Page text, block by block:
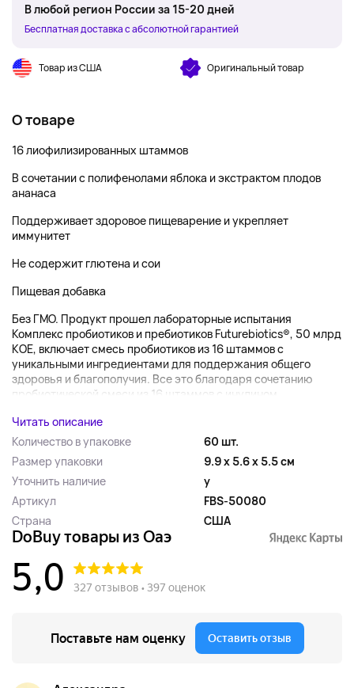
В любой регион России за 15-20 дней
Бесплатная доставка с абсолютной гарантией
Товар из США Оригинальный товар
О товаре
16 лиофилизированных штаммов
В сочетании с полифенолами яблока и экстрактом плодов
ананаса
Поддерживает здоровое пищеварение и укрепляет
иммунитет
Не содержит глютена и сои
Пищевая добавка
Без ГМО. Продукт прошел лабораторные испытания
Комплекс пробиотиков и пребиотиков Futurebiotics®, 50 млрд
КОЕ, включает смесь пробиотиков из 16 штаммов с
уникальными ингредиентами для поддержания общего
здоровья и благополучия. Все это благодаря сочетанию
пробиотической смеси из 16 штаммов с инулином,...
Читать описание
Количество в упаковке
60 шт.
Размер упаковки
9.9 x 5.6 x 5.5 см
Уточнить наличие
y
Артикул
FBS-50080
Страна
США